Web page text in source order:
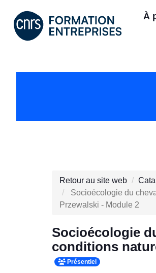
À
Retour au site web
Socioécologie du
Przewalski - Module 2
Socioécologie
conditions
Présentiel